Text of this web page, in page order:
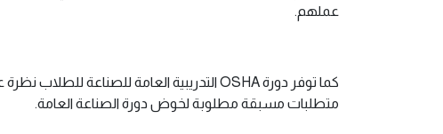
عملهم.
متطلبات مسبقة مطلوبة لخوض دورة الصناعة العامة.